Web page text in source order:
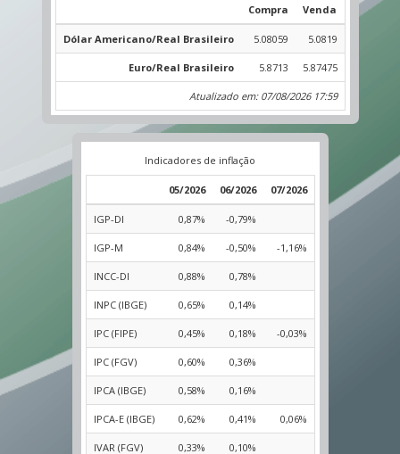
Compra Venda
Dólar Americano/Real Brasileiro 5.08059 5.0819
Euro/Real Brasileiro 5.8713 5.87475
Atualizado em: 07/08/2026 17:59
Indicadores de inflação
05/2026 06/2026 07/2026
IGP-DI 0,87% -0,79%
IGP-M 0,84% -0,50% -1,16%
INCC-DI 0,88% 0,78%
INPC (IBGE) 0,65% 0,14%
IPC (FIPE) 0,45% 0,18% -0,03%
IPC (FGV) 0,60% 0,36%
IPCA (IBGE) 0,58% 0,16%
IPCA-E (IBGE) 0,62% 0,41% 0,06%
IVAR (FGV) 0,33% 0,10%